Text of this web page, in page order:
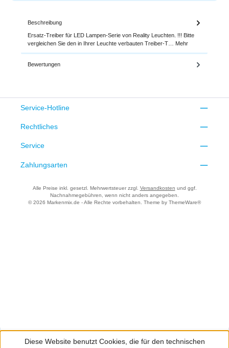
Beschreibung
Ersatz-Treiber für LED Lampen-Serie von Reality Leuchten. !!! Bitte
vergleichen Sie den in Ihrer Leuchte verbauten Treiber-T… Mehr
Bewertungen
Service-Hotline
Rechtliches
Service
Zahlungsarten
Alle Preise inkl. gesetzl. Mehrwertsteuer zzgl. Versandkosten und ggf.
Nachnahmegebühren, wenn nicht anders angegeben.
© 2026 Markenmix.de - Alle Rechte vorbehalten. Theme by ThemeWare®
Diese Website benutzt Cookies, die für den technischen